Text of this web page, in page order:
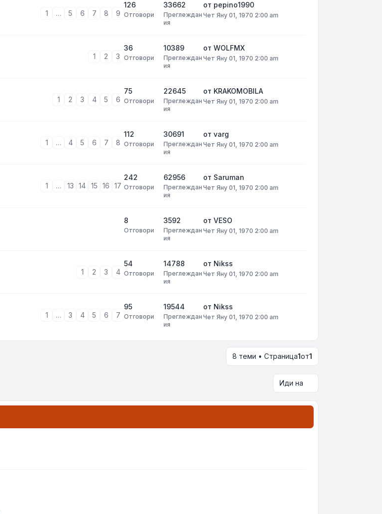
1 … 5 6 7 8 9
126
Отговори
33662
Преглеждан
ия
от pepino1990
Чет Яну 01, 1970 2:00 am
1 2 3
36
Отговори
10389
Преглеждан
ия
от WOLFMX
Чет Яну 01, 1970 2:00 am
1 2 3 4 5 6
75
Отговори
22645
Преглеждан
ия
от KRAKOMOBILA
Чет Яну 01, 1970 2:00 am
1 … 4 5 6 7 8
112
Отговори
30691
Преглеждан
ия
от varg
Чет Яну 01, 1970 2:00 am
1 … 13 14 15 16 17
242
Отговори
62956
Преглеждан
ия
от Saruman
Чет Яну 01, 1970 2:00 am
8
Отговори
3592
Преглеждан
ия
от VESO
Чет Яну 01, 1970 2:00 am
1 2 3 4
54
Отговори
14788
Преглеждан
ия
от Nikss
Чет Яну 01, 1970 2:00 am
1 … 3 4 5 6 7
95
Отговори
19544
Преглеждан
ия
от Nikss
Чет Яну 01, 1970 2:00 am
8 теми • Страница1от1
Иди на